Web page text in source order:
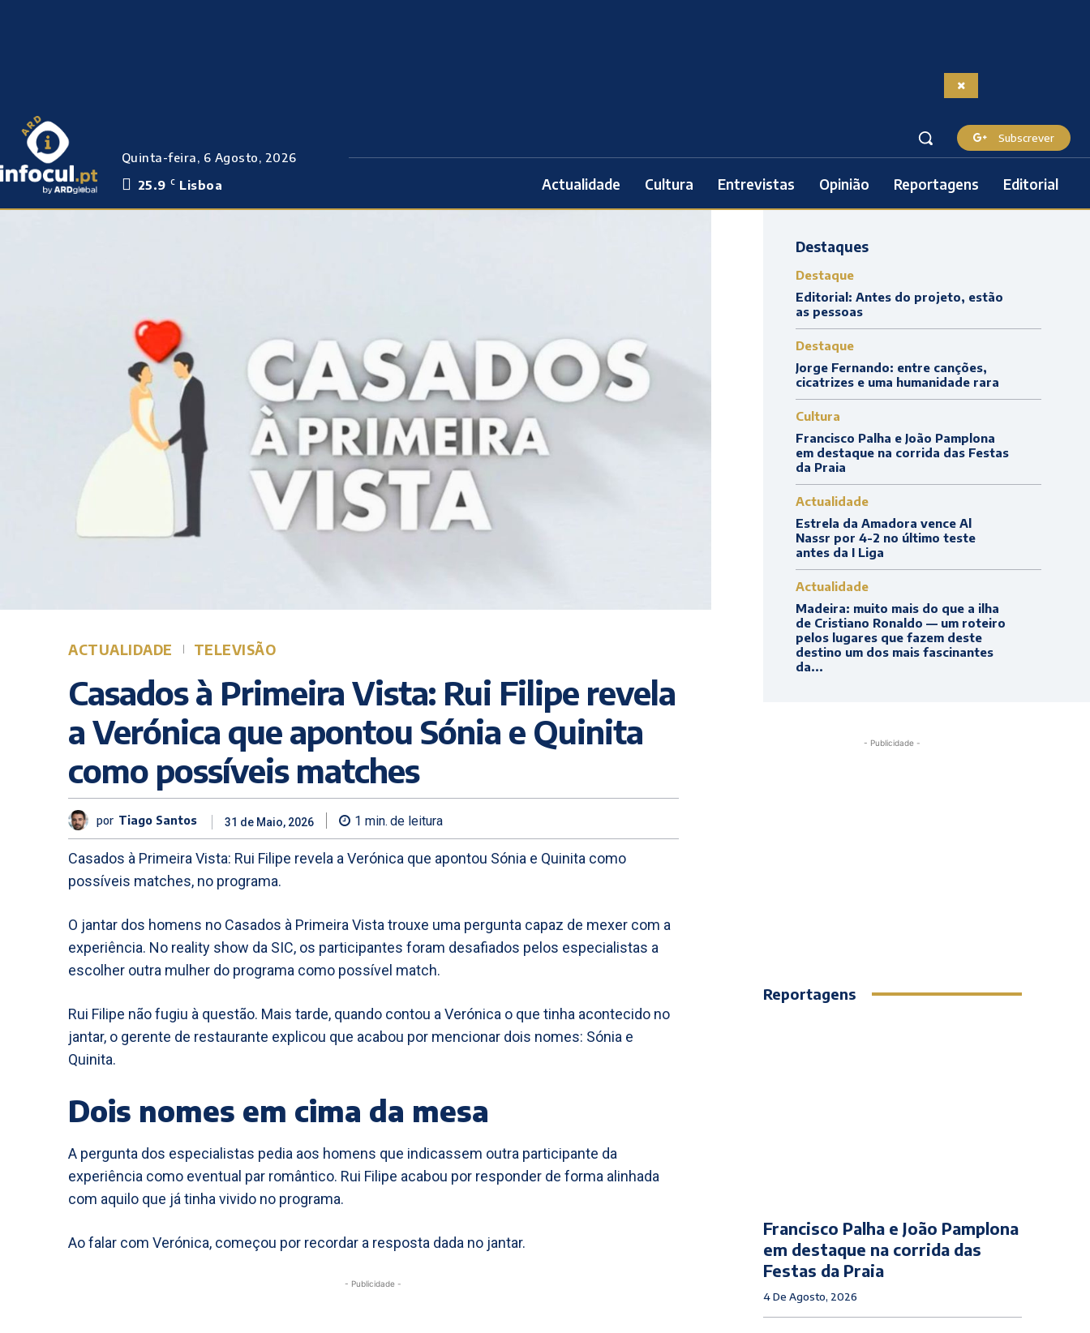
Quinta-feira, 6 Agosto, 2026
25.9 C Lisboa
Subscrever
Actualidade Cultura Entrevistas Opinião Reportagens Editorial
ACTUALIDADE TELEVISÃO
Casados à Primeira Vista: Rui Filipe revela
a Verónica que apontou Sónia e Quinita
como possíveis matches
por Tiago Santos 31 de Maio, 2026 1 min. de leitura
Casados à Primeira Vista: Rui Filipe revela a Verónica que apontou Sónia e Quinita como
possíveis matches, no programa.
O jantar dos homens no Casados à Primeira Vista trouxe uma pergunta capaz de mexer com a
experiência. No reality show da SIC, os participantes foram desafiados pelos especialistas a
escolher outra mulher do programa como possível match.
Rui Filipe não fugiu à questão. Mais tarde, quando contou a Verónica o que tinha acontecido no
jantar, o gerente de restaurante explicou que acabou por mencionar dois nomes: Sónia e
Quinita.
Dois nomes em cima da mesa
A pergunta dos especialistas pedia aos homens que indicassem outra participante da
experiência como eventual par romântico. Rui Filipe acabou por responder de forma alinhada
com aquilo que já tinha vivido no programa.
Ao falar com Verónica, começou por recordar a resposta dada no jantar.
- Publicidade -
Destaques
Destaque
Editorial: Antes do projeto, estão
as pessoas
Destaque
Jorge Fernando: entre canções,
cicatrizes e uma humanidade rara
Cultura
Francisco Palha e João Pamplona
em destaque na corrida das Festas
da Praia
Actualidade
Estrela da Amadora vence Al
Nassr por 4-2 no último teste
antes da I Liga
Actualidade
Madeira: muito mais do que a ilha
de Cristiano Ronaldo — um roteiro
pelos lugares que fazem deste
destino um dos mais fascinantes
da...
- Publicidade -
Reportagens
Francisco Palha e João Pamplona
em destaque na corrida das
Festas da Praia
4 De Agosto, 2026